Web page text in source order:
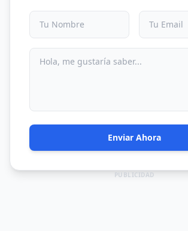
Enviar Ahora
PUBLICIDAD